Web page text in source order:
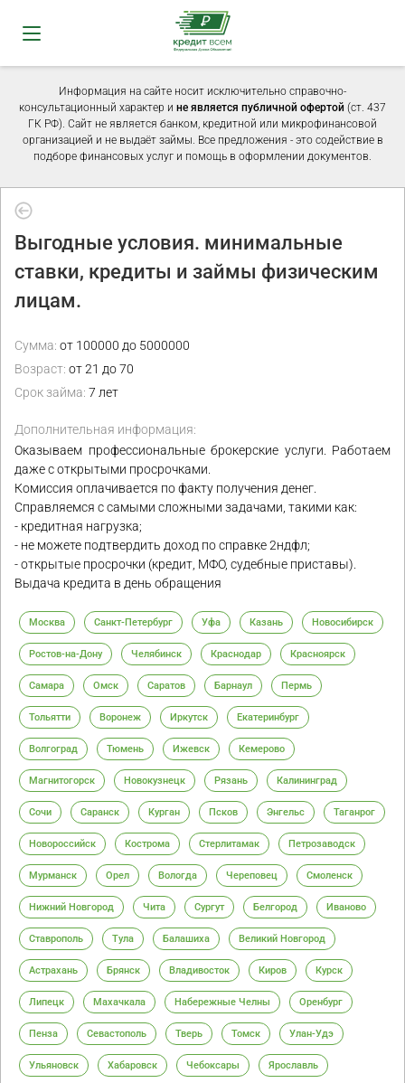
Информация на сайте носит исключительно справочно-
консультационный характер и не является публичной офертой (ст. 437
ГК РФ). Сайт не является банком, кредитной или микрофинансовой
организацией и не выдаёт займы. Все предложения - это содействие в
подборе финансовых услуг и помощь в оформлении документов.
Выгодные условия. минимальные
ставки, кредиты и займы физическим
лицам.
Сумма: от 100000 до 5000000
Возраст: от 21 до 70
Срок займа: 7 лет
Дополнительная информация:
Оказываем профессиональные брокерские услуги. Работаем
даже с открытыми просрочками.
Комиссия оплачивается по факту получения денег.
Справляемся с самыми сложными задачами, такими как:
- кредитная нагрузка;
- не можете подтвердить доход по справке 2ндфл;
- открытые просрочки (кредит, МФО, судебные приставы).
Выдача кредита в день обращения
Москва Санкт-Петербург Уфа Казань Новосибирск
Ростов-на-Дону Челябинск Краснодар Красноярск
Самара Омск Саратов Барнаул Пермь
Тольятти Воронеж Иркутск Екатеринбург
Волгоград Тюмень Ижевск Кемерово
Магнитогорск Новокузнецк Рязань Калининград
Сочи Саранск Курган Псков Энгельс Таганрог
Новороссийск Кострома Стерлитамак Петрозаводск
Мурманск Орел Вологда Череповец Смоленск
Нижний Новгород Чита Сургут Белгород Иваново
Ставрополь Тула Балашиха Великий Новгород
Астрахань Брянск Владивосток Киров Курск
Липецк Махачкала Набережные Челны Оренбург
Пенза Севастополь Тверь Томск Улан-Удэ
Ульяновск Хабаровск Чебоксары Ярославль